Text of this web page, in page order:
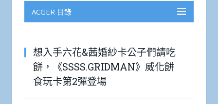
ACGER 目錄
想入手六花&茜婚紗卡公子們請吃
餅，《SSSS.GRIDMAN》威化餅
食玩卡第2彈登場